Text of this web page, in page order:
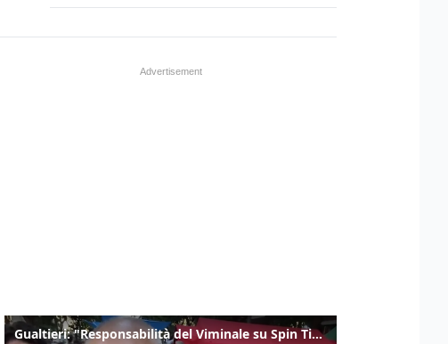
Gualtieri: "Responsabilità del Viminale su Spin Time? La posizione dei partiti è nota"